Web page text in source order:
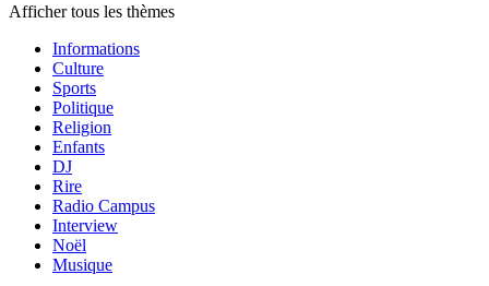
Afficher tous les thèmes
Informations
Culture
Sports
Politique
Religion
Enfants
DJ
Rire
Radio Campus
Interview
Noël
Musique